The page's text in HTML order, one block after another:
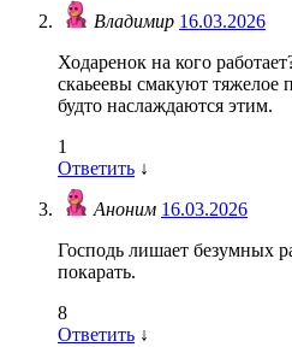
Владимир 16.03.2026
Ходаренок на кого
скаьеевы смакуют тяжелое
будто наслаждаются этим.
1
Ответить ↓
Аноним 16.03.2026
Господь лишает безумных
покарать.
8
Ответить ↓